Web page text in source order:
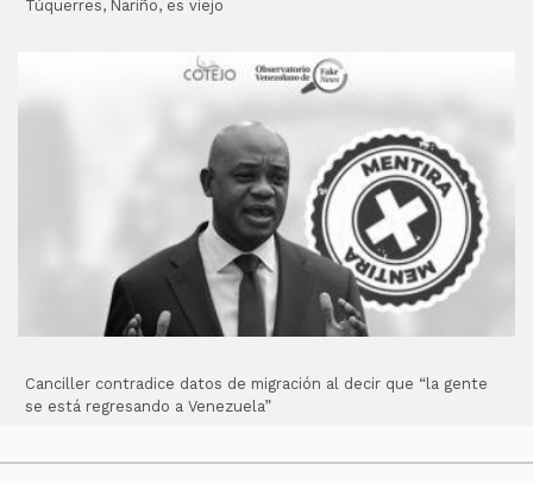
Túquerres, Nariño, es viejo
Canciller contradice datos de migración al decir que “la gente
se está regresando a Venezuela”